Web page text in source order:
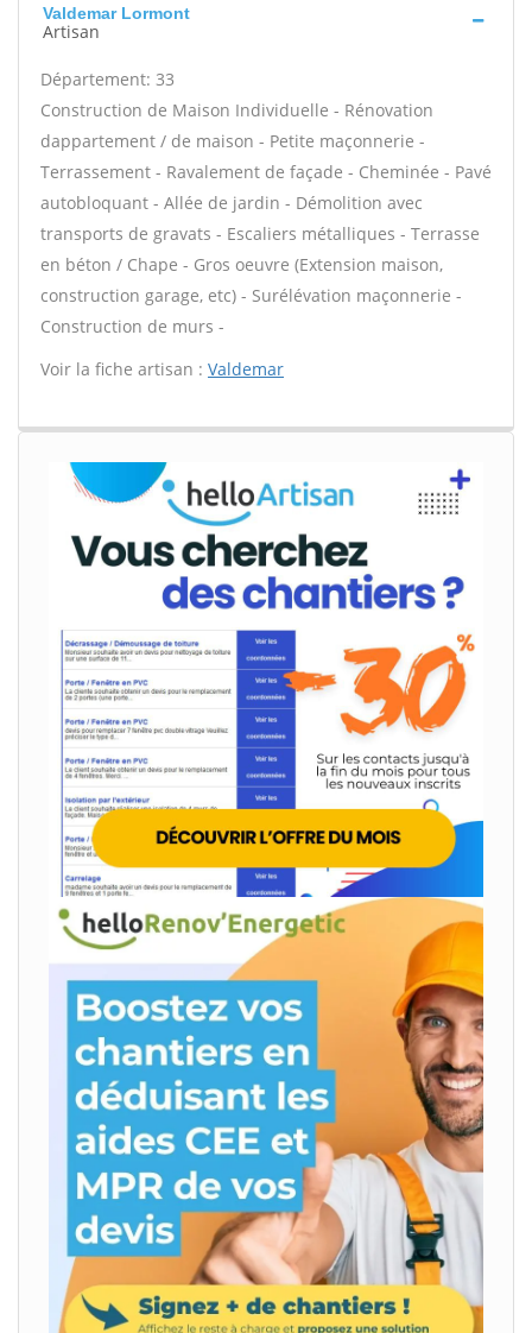
Valdemar Lormont
Artisan
Département: 33
Construction de Maison Individuelle - Rénovation
dappartement / de maison - Petite maçonnerie -
Terrassement - Ravalement de façade - Cheminée - Pavé
autobloquant - Allée de jardin - Démolition avec
transports de gravats - Escaliers métalliques - Terrasse
en béton / Chape - Gros oeuvre (Extension maison,
construction garage, etc) - Surélévation maçonnerie -
Construction de murs -
Voir la fiche artisan : Valdemar